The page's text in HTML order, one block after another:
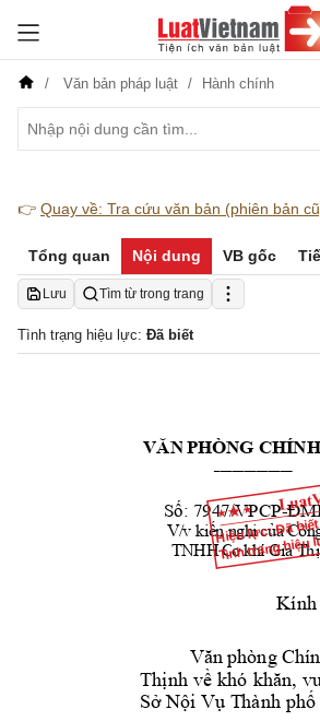
Văn bản pháp luật Hành chính
👉 Quay về: Tra cứu văn bản (phiên bản
Tổng quan Nội dung VB gốc
Lưu Tìm từ trong trang
Tình trạng hiệu lực: Đã biết
Hiệu lực: Đã biết
Tình trạng
VĂN PHÒNG
Số: 7947/VPCP-
V/v kiến nghịcủa Côn
TNHHCơ khí Gia Thị
Kính
Văn phòng
Thịnh về khó khăn,
Sở Nội Vụ Thành phố